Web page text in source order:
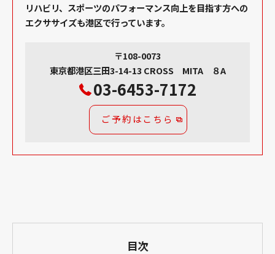
リハビリ、スポーツのパフォーマンス向上を目指す方への
エクササイズも港区で行っています。
〒108-0073
東京都港区三田3-14-13 CROSS MITA ８A
03-6453-7172
ご予約はこちら
目次